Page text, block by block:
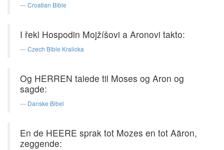
Croatian Bible
I řekl Hospodin Mojžíšovi a Aronovi takto:
Czech Bible Kralicka
Og HERREN talede til Moses og Aron og
sagde:
Danske Bibel
En de HEERE sprak tot Mozes en tot Aäron,
zeggende: